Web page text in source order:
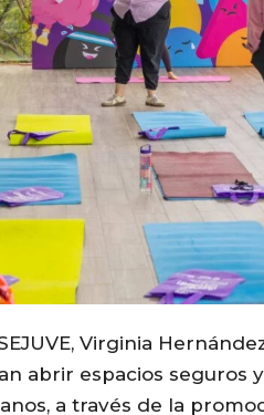
Virginia
abrir espacios seguros
a través de la